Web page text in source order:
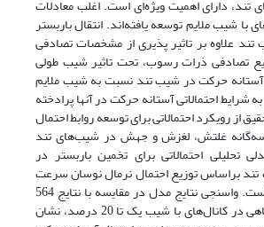
دارای اهمیت ویژه‌ای است. اغلب معادلات
با شیب ملایم توسعه یافته‌اند. انتقال باربستر
تند علاوه بر تاثیر پذیری از مشخصات تصادفی
تصادفی ذرات رسوب، تحت تاثیر شیب طولی
حرکت در شیب تند نسبت به شیب ملایم
شرایط احتمالاتی آستانه حرکت در آنها پرادخته
از رویکرد احتمالاتی برای توسعه روابط احتمال
غلتش، لغزش و جهش در شیب‌های تند
تحلیلی احتمالاتی برای تخمین باربستر در
براساس توزیع احتمال نرمال نوسان سرعت
لحظه‌ای ارائه شده است. واسنجی نتایج مدل در مقایسه با نتایج 564
سری داده آزمایشگاهی در کانال‌های با شیب یک تا 20 درصد، نشان